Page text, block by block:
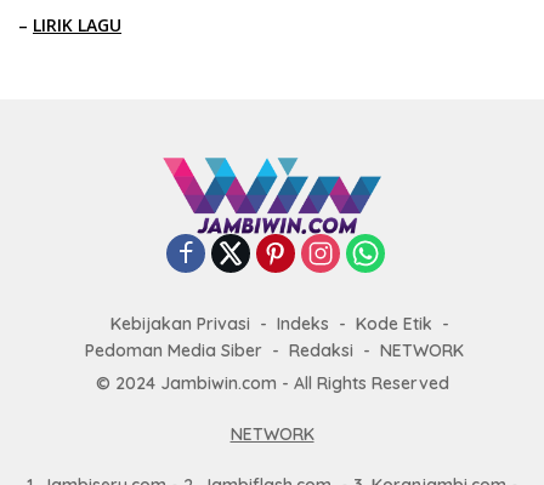
– LIRIK LAGU
Kebijakan Privasi Indeks
Kode Etik
Pedoman Media Siber
Redaksi
NETWORK
© 2024 Jambiwin.com - All Rights Reserved
NETWORK